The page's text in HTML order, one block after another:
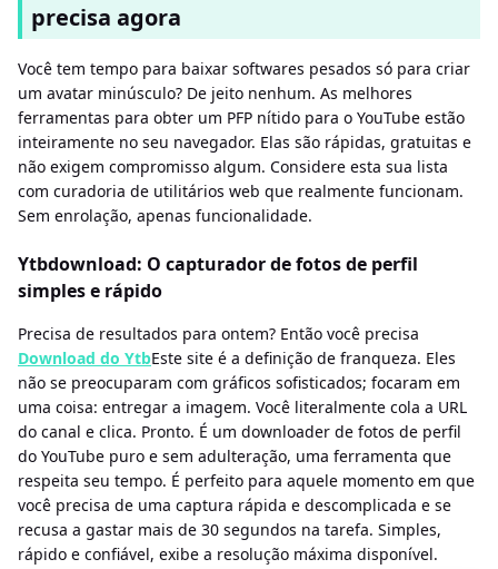
precisa agora
Você tem tempo para baixar softwares pesados ​​só para criar
um avatar minúsculo? De jeito nenhum. As melhores
ferramentas para obter um PFP nítido para o YouTube estão
inteiramente no seu navegador. Elas são rápidas, gratuitas e
não exigem compromisso algum. Considere esta sua lista
com curadoria de utilitários web que realmente funcionam.
Sem enrolação, apenas funcionalidade.
Ytbdownload: O capturador de fotos de perfil
simples e rápido
Precisa de resultados para ontem? Então você precisa
Download do YtbEste site é a definição de franqueza. Eles
não se preocuparam com gráficos sofisticados; focaram em
uma coisa: entregar a imagem. Você literalmente cola a URL
do canal e clica. Pronto. É um downloader de fotos de perfil
do YouTube puro e sem adulteração, uma ferramenta que
respeita seu tempo. É perfeito para aquele momento em que
você precisa de uma captura rápida e descomplicada e se
recusa a gastar mais de 30 segundos na tarefa. Simples,
rápido e confiável, exibe a resolução máxima disponível.